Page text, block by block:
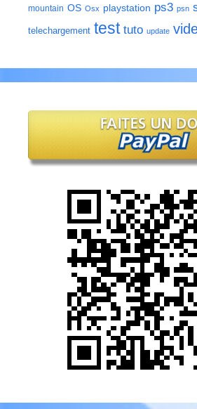
mountain OS Osx playstation ps3 psn
telechargement test tuto update